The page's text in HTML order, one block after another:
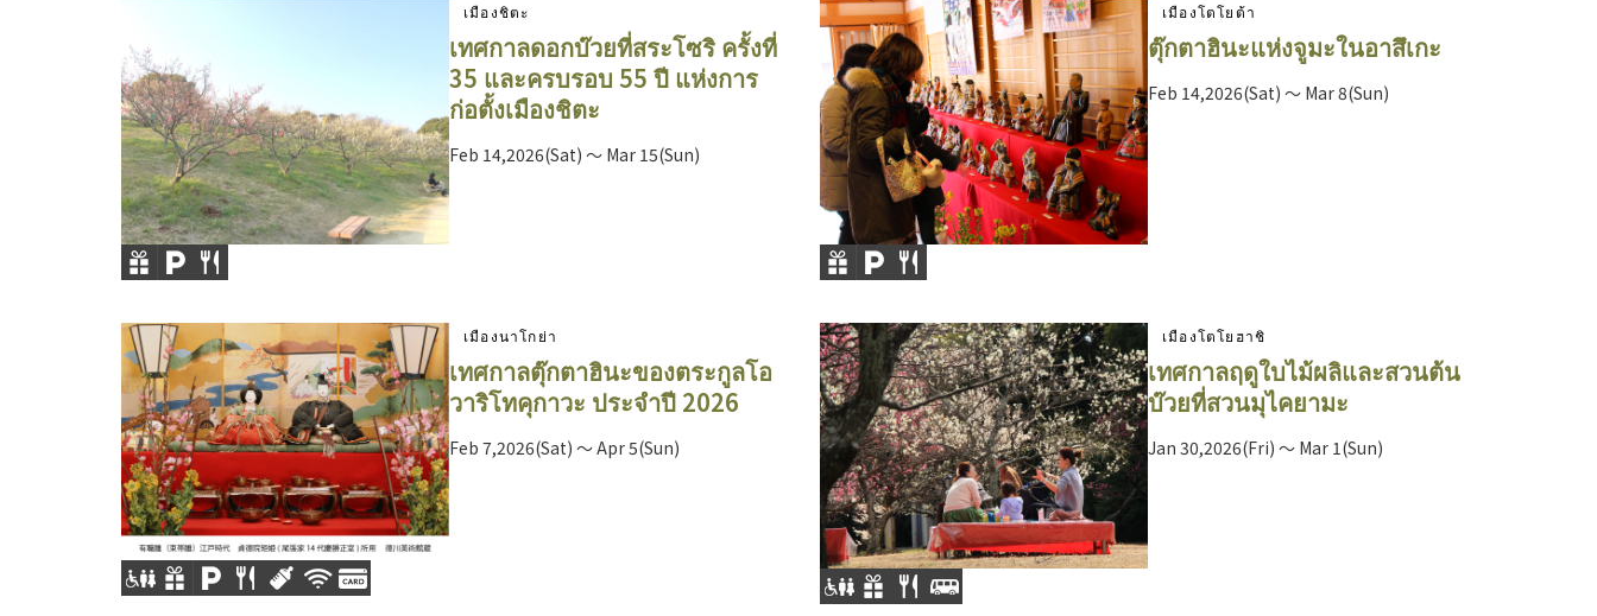
เมืองชิตะ
เทศกาลดอกบ๊วยที่สระโซริ ครั้งที่
35 และครบรอบ 55 ปี แห่งการ
ก่อตั้งเมืองชิตะ
Feb 14,2026(Sat) ～ Mar 15(Sun)
เมืองโตโยต้า
ตุ๊กตาฮินะแห่งจูมะในอาสึเกะ
Feb 14,2026(Sat) ～ Mar 8(Sun)
เมืองนาโกย่า
เทศกาลตุ๊กตาฮินะของตระกูลโอ
วาริโทคุกาวะ ประจำปี 2026
Feb 7,2026(Sat) ～ Apr 5(Sun)
เมืองโตโยฮาชิ
เทศกาลฤดูใบไม้ผลิและสวนต้น
บ๊วยที่สวนมุไคยามะ
Jan 30,2026(Fri) ～ Mar 1(Sun)